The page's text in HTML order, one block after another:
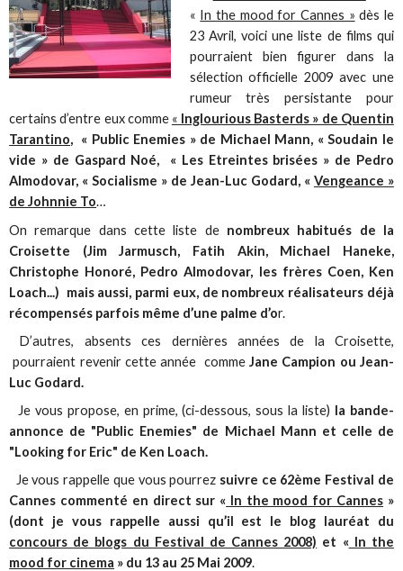
« In the mood for Cannes » dès le
23 Avril, voici une liste de films qui
pourraient bien figurer dans la
sélection officielle 2009 avec une
rumeur très persistante pour
certains d’entre eux comme « Inglourious Basterds » de Quentin
Tarantino, « Public Enemies » de Michael Mann, « Soudain le
vide » de Gaspard Noé, « Les Etreintes brisées » de Pedro
Almodovar, « Socialisme » de Jean-Luc Godard, « Vengeance »
de Johnnie To…
On remarque dans cette liste de nombreux habitués de la
Croisette (Jim Jarmusch, Fatih Akin, Michael Haneke,
Christophe Honoré, Pedro Almodovar, les frères Coen, Ken
Loach...) mais aussi, parmi eux, de nombreux réalisateurs déjà
récompensés parfois même d’une palme d’or.
D’autres, absents ces dernières années de la Croisette,
pourraient revenir cette année commeJane Campion ou Jean-
Luc Godard.
Je vous propose, en prime, (ci-dessous, sous la liste) la bande-
annonce de "Public Enemies" de Michael Mann et celle de
"Looking for Eric" de Ken Loach.
Je vous rappelle que vous pourrez suivre ce 62ème Festival de
Cannes commenté en direct sur « In the mood for Cannes »
(dont je vous rappelle aussi qu’il est le blog lauréat du
concours de blogs du Festival de Cannes 2008) et «In the
mood for cinema » du 13 au 25 Mai 2009.